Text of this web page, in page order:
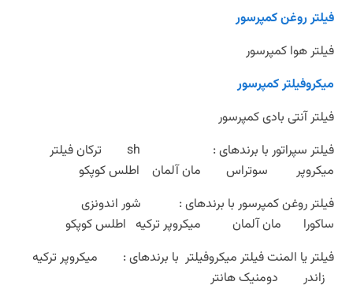
فیلتر روغن کمپرسور
فیلتر هوا کمپرسور
میکروفیلتر کمپرسور
فیلتر آنتی بادی کمپرسور
فیلتر سپراتور با برندهای : sh ترکان فیلتر
میکروپر سوتراس مان آلمان اطلس کوپکو
فیلتر روغن کمپرسور با برندهای : شور اندونزی
ساکورا مان آلمان میکروپر ترکیه اطلس کوپکو
فیلتر یا المنت فیلتر میکروفیلتر با برندهای : میکروپر ترکیه
زاندر دومنیک هانتر